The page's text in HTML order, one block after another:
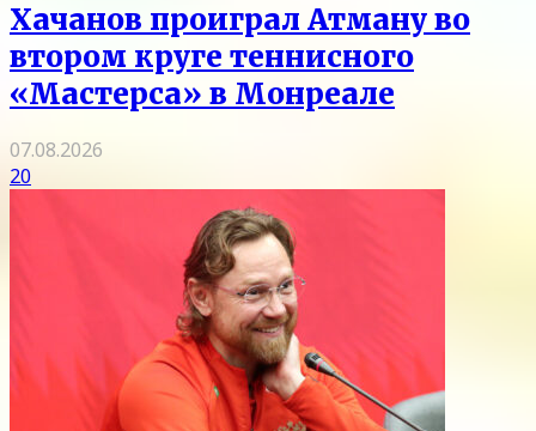
Хачанов проиграл Атману во
втором круге теннисного
«Мастерса» в Монреале
07.08.2026
20